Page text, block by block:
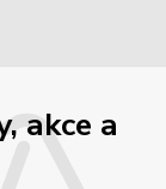
akce a